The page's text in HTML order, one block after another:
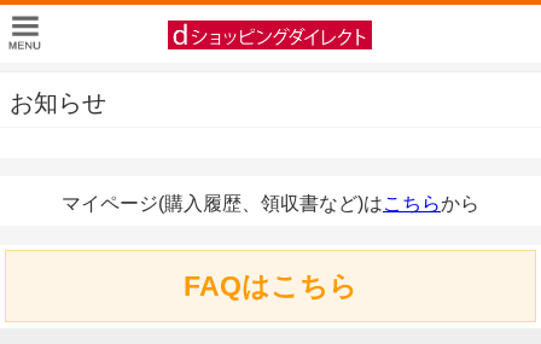
お知らせ
マイページ(購入履歴、領収書など)はこちらから
FAQはこちら